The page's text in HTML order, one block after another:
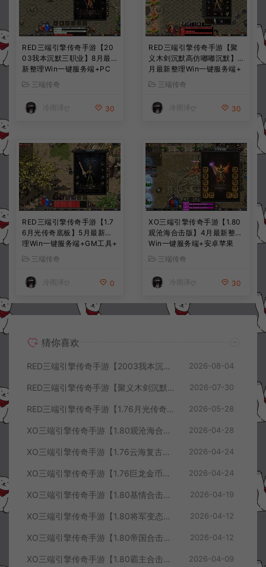
RED三端引擎传奇手游【20
03我本沉默三职业】8月最
新整理Win一键服务端+PC
安卓+详细搭建教程
三端传奇
冷雨泽ღ 30
RED三端引擎传奇手游【聚
义木剑沉默高仿嘟嘟沉默】7
月最新整理Win一键服务端+
PC安卓苹果+详细搭建教程
三端传奇
冷雨泽ღ 30
RED三端引擎传奇手游【1.7
6月光传奇底板】5月最新整
理Win一键服务端+GM工具+
PC安卓苹果+详细搭建教程
三端传奇
冷雨泽ღ 0
XO三端引擎传奇手游【1.80
观沧海合击版】4月最新整理
Win一键服务端+安卓苹果
+详细搭建教程
三端传奇
冷雨泽ღ 30
猜你喜欢
RED三端引擎传奇手游【2003我本沉默三职业】8月最新整理Win一键服务端+PC安卓+详细搭建教程 2026-08-04
RED三端引擎传奇手游【聚义木剑沉默高仿嘟嘟沉默】7月最新整理Win一键服务端+PC安卓苹果+详细搭建教程 2026-07-30
RED三端引擎传奇手游【1.76月光传奇底板】5月最新整理Win一键服务端+GM工具+PC安卓苹果+详细搭建教程 2026-05-28
XO三端引擎传奇手游【1.80观沧海合击版】4月最新整理Win一键服务端+安卓苹果+详细搭建教程 2026-04-28
XO三端引擎传奇手游【1.76云海复古传奇】4月最新整理Win一键服务端+PC安卓苹果+详细搭建教程+视频教程 2026-04-24
XO三端引擎传奇手游【1.76巨龙金币合击版】4月最新整理Win一键服务端+PC安卓苹果+详细搭建教程+视频教程 2026-04-24
XO三端引擎传奇手游【1.80基情合击版】4月最新整理Win一键服务端+PC安卓苹果+详细搭建教程+视频教程 2026-04-19
XO三端引擎传奇手游【1.80将军变态合击版】4月最新整理Win一键服务端+PC安卓苹果+详细搭建教程+视频教程 2026-04-12
XO三端引擎传奇手游【1.80帝国合击版】4月最新整理Win一键服务端+PC安卓苹果+详细搭建教程+视频教程 2026-04-12
XO三端引擎传奇手游【1.80霸主合击版】4月最新整理Win一键服务端+PC安卓苹果+详细搭建教程+视频教程 2026-04-09